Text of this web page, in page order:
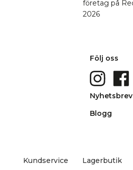
Följ oss
Nyhetsbrev
Blogg
Kundservice Lagerbutik